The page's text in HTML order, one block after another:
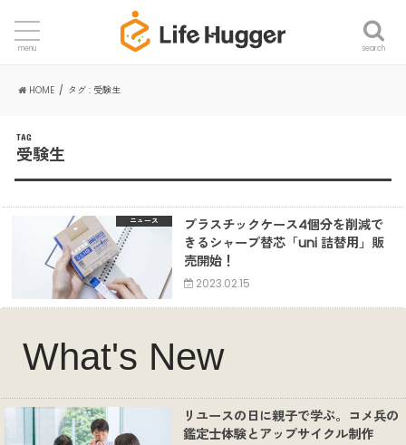
search
menu
HOME タグ : 受験生
TAG
受験生
ニュース
プラスチックケース4個分を削減で
きるシャープ替芯「uni 詰替用」販
売開始！
2023.02.15
What's New
リユースの日に親子で学ぶ。コメ兵の
鑑定士体験とアップサイクル制作